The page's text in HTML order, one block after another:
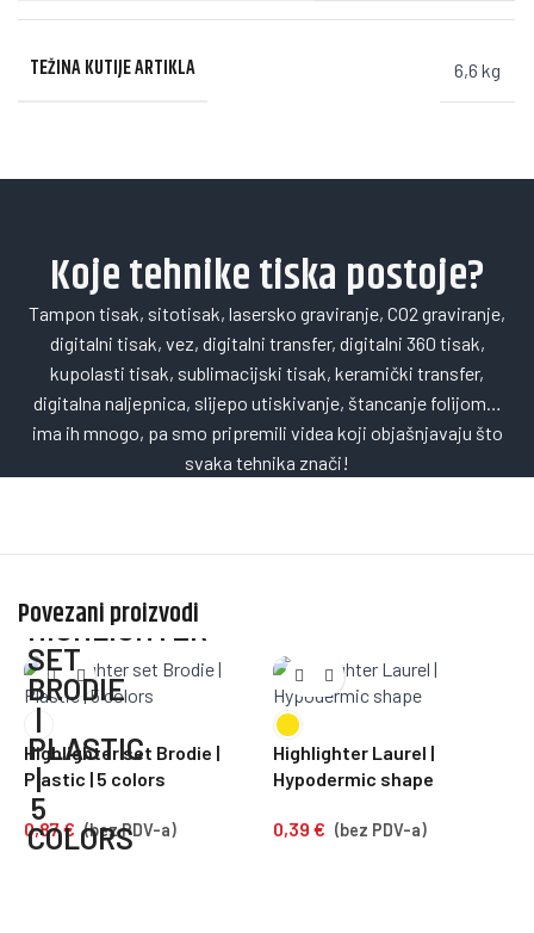
TEŽINA KUTIJE ARTIKLA 6,6 kg
Koje tehnike tiska postoje?
Tampon tisak, sitotisak, lasersko graviranje, CO2 graviranje,
digitalni tisak, vez, digitalni transfer, digitalni 360 tisak,
kupolasti tisak, sublimacijski tisak, keramički transfer,
digitalna naljepnica, slijepo utiskivanje, štancanje folijom…
ima ih mnogo, pa smo pripremili videa koji objašnjavaju što
svaka tehnika znači!
Povezani proizvodi
Highlighter set Brodie |
Plastic | 5 colors
0,87€ (bez PDV-a)
Highlighter Laurel |
Hypodermic shape
0,39 € (bez PDV-a)